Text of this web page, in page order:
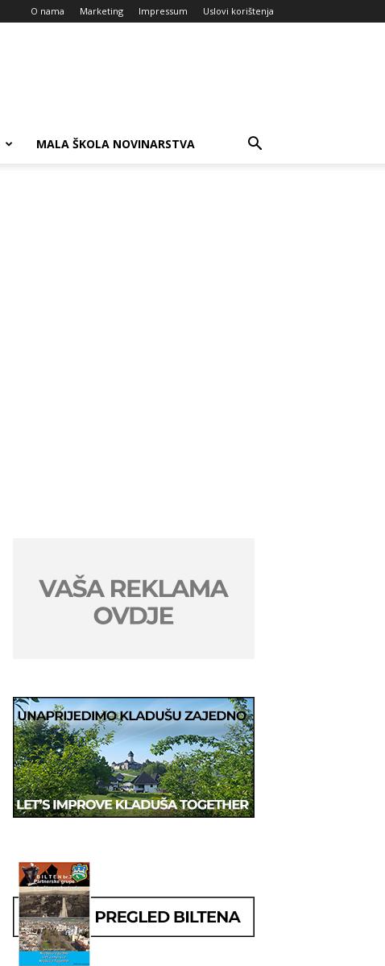
O nama Marketing Impressum Uslovi korištenja
MALA ŠKOLA NOVINARSTVA